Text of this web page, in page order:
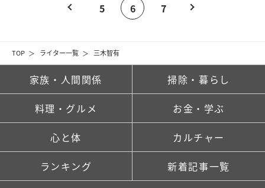
TOP ライター一覧 三木智有
5 6 7
家族・人間関係 掃除・暮らし
料理・グルメ お金・学ぶ
心と体 カルチャー
ランキング 新着記事一覧